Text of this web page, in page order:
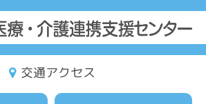
交通アクセス